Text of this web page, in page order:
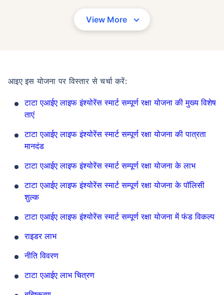
View More
आइए इस योजना पर विस्तार से चर्चा करें:
टाटा एआईए लाइफ इंश्योरेंस स्मार्ट सम्पूर्ण रक्षा योजना की मुख्य विशेष
ताएं
टाटा एआईए लाइफ इंश्योरेंस स्मार्ट सम्पूर्ण रक्षा योजना की पात्रता
मानदंड
टाटा एआईए लाइफ इंश्योरेंस स्मार्ट सम्पूर्ण रक्षा योजना के लाभ
टाटा एआईए लाइफ इंश्योरेंस स्मार्ट सम्पूर्ण रक्षा योजना के पॉलिसी
शुल्क
टाटा एआईए लाइफ इंश्योरेंस स्मार्ट सम्पूर्ण रक्षा योजना में फंड विकल्प
राइडर लाभ
नीति विवरण
टाटा एआईए लाभ चित्रण